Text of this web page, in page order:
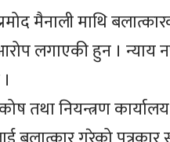
मैनाली माथि
लगाएकी हुन । न्याय
तथा नियन्त्रण